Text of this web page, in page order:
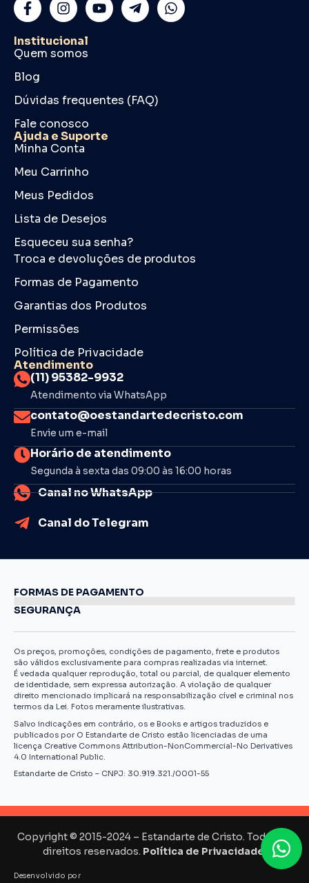
Institucional
Quem somos
Blog
Dúvidas frequentes (FAQ)
Fale conosco
Ajuda e Suporte
Minha Conta
Meu Carrinho
Meus Pedidos
Lista de Desejos
Esqueceu sua senha?
Troca e devoluções de produtos
Formas de Pagamento
Garantias dos Produtos
Permissões
Política de Privacidade
Atendimento
(11) 95382-9932
Atendimento via WhatsApp
contato@oestandartedecristo.com
Envie um e-mail
Horário de atendimento
Segunda à sexta das 09:00 às 16:00 horas
Canal no WhatsApp
Canal do Telegram
FORMAS DE PAGAMENTO
SEGURANÇA
Os preços, promoções, condições de pagamento, frete e produtos
são válidos exclusivamente para compras realizadas via internet.
É vedada qualquer reprodução, total ou parcial, de qualquer elemento
de identidade, sem expressa autorização. A violação de qualquer
direito mencionado implicará na responsabilização cível e criminal nos
termos da Lei. Fotos meramente ilustrativas.
Salvo indicações em contrário, os e Books e artigos traduzidos e
publicados por O Estandarte de Cristo estão licenciadas de uma
licença Creative Commons Attribution-NonCommercial-No Derivatives
4.0 International Public.
Estandarte de Cristo – CNPJ: 30.919.321./0001-55
Copyright © 2015-2024 – Estandarte de Cristo. Todos os
direitos reservados. Política de Privacidade.
Desenvolvido por